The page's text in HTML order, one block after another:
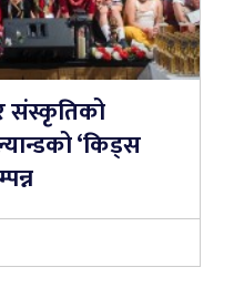
संस्कृतिको
‘किड्स